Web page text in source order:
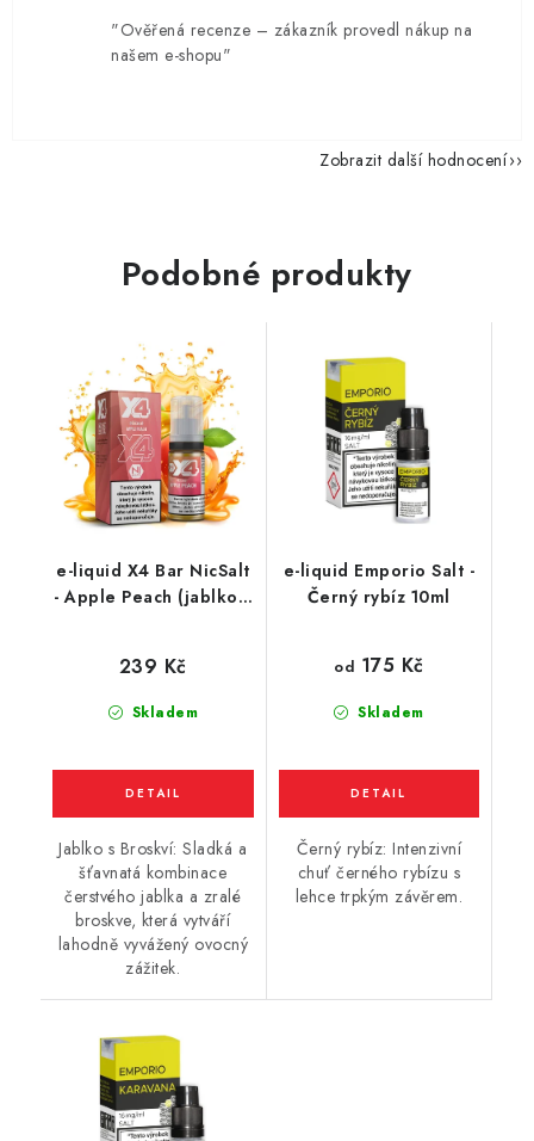
"Ověřená recenze – zákazník provedl nákup na
našem e-shopu"
Zobrazit další hodnocení
Podobné produkty
e-liquid X4 Bar NicSalt
- Apple Peach (jablko s
Skladem
239 Kč
Jablko s Broskví: Sladká a
šťavnatá kombinace
čerstvého jablka a zralé
broskve, která vytváří
lahodně vyvážený ovocný
zážitek.
e-liquid Emporio Salt -
Černý rybíz 10ml
Skladem
od 175 Kč
Černý rybíz: Intenzivní
chuť černého rybízu s
lehce trpkým závěrem.